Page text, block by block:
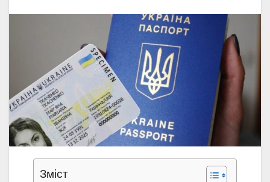
Зміст